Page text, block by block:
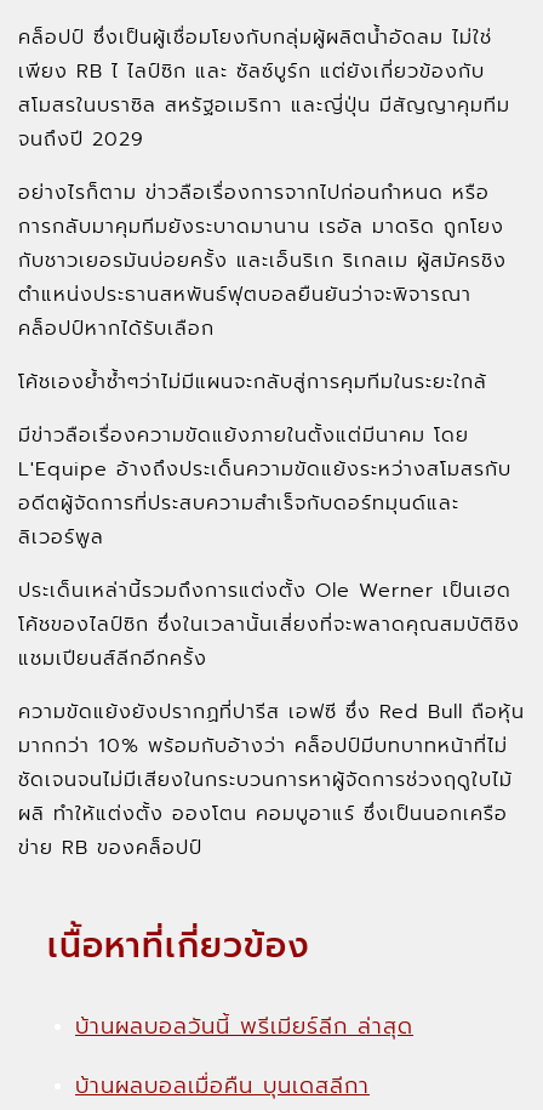
คล็อปป์ ซึ่งเป็นผู้เชื่อมโยงกับกลุ่มผู้ผลิตน้ำอัดลม ไม่ใช่
เพียง RB ไ ไลป์ซิก และ ซัลซ์บูร์ก แต่ยังเกี่ยวข้องกับ
สโมสรในบราซิล สหรัฐอเมริกา และญี่ปุ่น มีสัญญาคุมทีม
จนถึงปี 2029
อย่างไรก็ตาม ข่าวลือเรื่องการจากไปก่อนกำหนด หรือ
การกลับมาคุมทีมยังระบาดมานาน เรอัล มาดริด ถูกโยง
กับชาวเยอรมันบ่อยครั้ง และเอ็นริเก ริเกลเม ผู้สมัครชิง
ตำแหน่งประธานสหพันธ์ฟุตบอลยืนยันว่าจะพิจารณา
คล็อปป์หากได้รับเลือก
โค้ชเองย้ำซ้ำๆว่าไม่มีแผนจะกลับสู่การคุมทีมในระยะใกล้
มีข่าวลือเรื่องความขัดแย้งภายในตั้งแต่มีนาคม โดย
L'Equipe อ้างถึงประเด็นความขัดแย้งระหว่างสโมสรกับ
อดีตผู้จัดการที่ประสบความสำเร็จกับดอร์ทมุนด์และ
ลิเวอร์พูล
ประเด็นเหล่านี้รวมถึงการแต่งตั้ง Ole Werner เป็นเฮด
โค้ชของไลป์ซิก ซึ่งในเวลานั้นเสี่ยงที่จะพลาดคุณสมบัติชิง
แชมเปียนส์ลีกอีกครั้ง
ความขัดแย้งยังปรากฏที่ปารีส เอฟซี ซึ่ง Red Bull ถือหุ้น
มากกว่า 10% พร้อมกับอ้างว่า คล็อปป์มีบทบาทหน้าที่ไม่
ชัดเจนจนไม่มีเสียงในกระบวนการหาผู้จัดการช่วงฤดูใบไม้
ผลิ ทำให้แต่งตั้ง อองโตน คอมบูอาแร์ ซึ่งเป็นนอกเครือ
ข่าย RB ของคล็อปป์
เนื้อหาที่เกี่ยวข้อง
บ้านผลบอลวันนี้ พรีเมียร์ลีก ล่าสุด
บ้านผลบอลเมื่อคืน บุนเดสลีกา